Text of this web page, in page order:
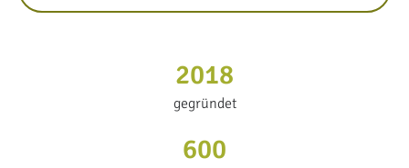
2018
gegründet
600